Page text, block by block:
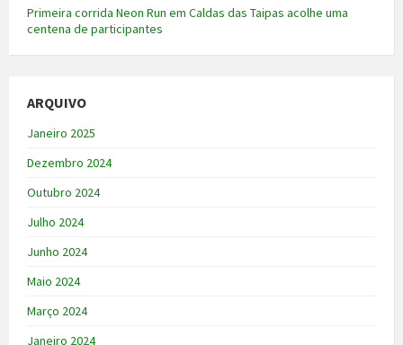
Primeira corrida Neon Run em Caldas das Taipas acolhe uma
centena de participantes
ARQUIVO
Janeiro 2025
Dezembro 2024
Outubro 2024
Julho 2024
Junho 2024
Maio 2024
Março 2024
Janeiro 2024